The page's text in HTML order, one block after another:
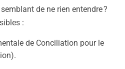
de ne rien entendre ?
:
de Conciliation pour le